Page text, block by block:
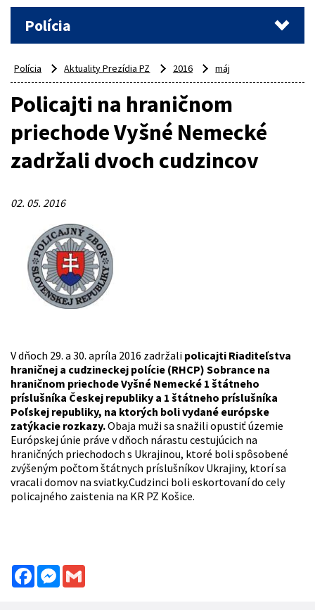
Polícia
Polícia Aktuality Prezídia PZ 2016 máj
Policajti na hraničnom
priechode Vyšné Nemecké
zadržali dvoch cudzincov
02. 05. 2016
V dňoch 29. a 30. apríla 2016 zadržali policajti Riaditeľstva
hraničnej a cudzineckej polície (RHCP) Sobrance na
hraničnom priechode Vyšné Nemecké 1 štátneho
príslušníka Českej republiky a 1 štátneho príslušníka
Poľskej republiky, na ktorých boli vydané európske
zatýkacie rozkazy.Obaja muži sa snažili opustiť územie
Európskej únie práve v dňoch nárastu cestujúcich na
hraničných priechodoch s Ukrajinou, ktoré boli spôsobené
zvýšeným počtom štátnych príslušníkov Ukrajiny, ktorí sa
vracali domov na sviatky.Cudzinci boli eskortovaní do cely
policajného zaistenia na KR PZ Košice.
FacebookMessenger